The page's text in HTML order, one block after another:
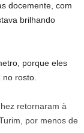
docemente, com
brilhando
porque eles
rosto.